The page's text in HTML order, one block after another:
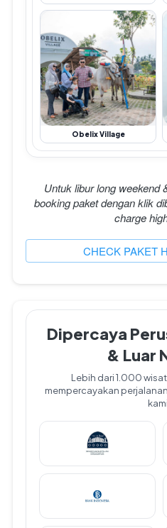
Obelix Village
Untuk libur long weekend
booking paket dengan klik
charge
`
CHECK PAKET
Dipercaya
& Luar
Lebih dari 1.000
mempercayakan
kami.